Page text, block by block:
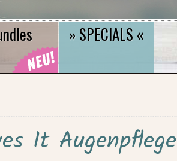
» SPECIALS «
It Augenpflege